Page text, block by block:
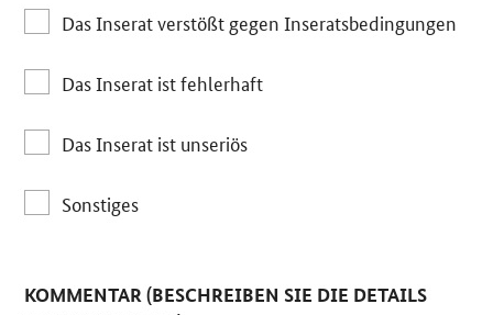
Das Inserat verstößt gegen Inseratsbedingungen
Das Inserat ist fehlerhaft
Das Inserat ist unseriös
Sonstiges
KOMMENTAR (BESCHREIBEN SIE DIE DETAILS